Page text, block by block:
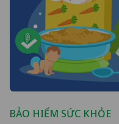
BẢO HIỂM SỨC KHỎE